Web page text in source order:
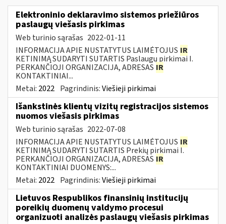
Elektroninio deklaravimo sistemos priežiūros
paslaugų viešasis pirkimas
Web turinio sąrašas 2022-01-11
INFORMACIJA APIE NUSTATYTUS LAIMĖTOJUS IR
KETINIMĄ SUDARYTI SUTARTIS Paslaugų pirkimai I.
PERKANČIOJI ORGANIZACIJA, ADRESAS IR
KONTAKTINIAI...
Metai: 2022 Pagrindinis:Viešieji pirkimai
Išankstinės klientų vizitų registracijos sistemos
nuomos viešasis pirkimas
Web turinio sąrašas 2022-07-08
INFORMACIJA APIE NUSTATYTUS LAIMĖTOJUS IR
KETINIMĄ SUDARYTI SUTARTIS Prekių pirkimai I.
PERKANČIOJI ORGANIZACIJA, ADRESAS IR
KONTAKTINIAI DUOMENYS:...
Metai: 2022 Pagrindinis:Viešieji pirkimai
Lietuvos Respublikos finansinių institucijų
poreikių duomenų valdymo procesui
organizuoti analizės paslaugų viešasis pirkimas